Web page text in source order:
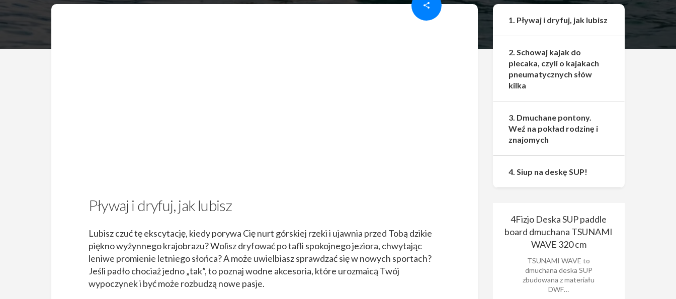
Udostępnij
Pływaj i dryfuj, jak lubisz
Lubisz czuć tę ekscytację, kiedy porywa Cię nurt górskiej rzeki i ujawnia przed Tobą dzikie
piękno wyżynnego krajobrazu? Wolisz dryfować po tafli spokojnego jeziora, chwytając
leniwe promienie letniego słońca? A może uwielbiasz sprawdzać się w nowych sportach?
Jeśli padło chociaż jedno „tak”, to poznaj wodne akcesoria, które urozmaicą Twój
wypoczynek i być może rozbudzą nowe pasje.
1. Pływaj i dryfuj, jak lubisz
2. Schowaj kajak do
plecaka, czyli o kajakach
pneumatycznych słów
kilka
3. Dmuchane pontony.
Weź na pokład rodzinę i
znajomych
4. Siup na deskę SUP!
4Fizjo Deska SUP paddle
board dmuchana TSUNAMI
WAVE 320 cm
TSUNAMI WAVE to
dmuchana deska SUP
zbudowana z materiału
DWF…